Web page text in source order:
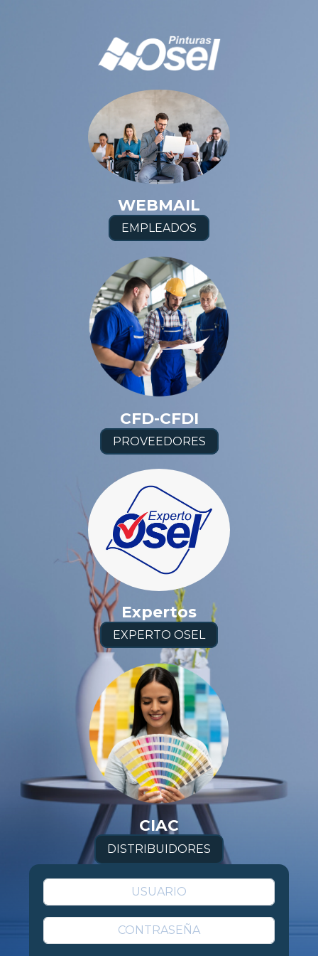
WEBMAIL
EMPLEADOS
CFD-CFDI
PROVEEDORES
Expertos
EXPERTO OSEL
CIAC
DISTRIBUIDORES